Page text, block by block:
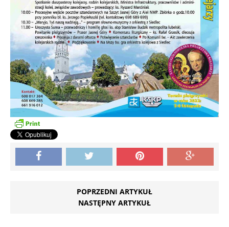
POPRZEDNI ARTYKUŁ
NASTĘPNY ARTYKUŁ